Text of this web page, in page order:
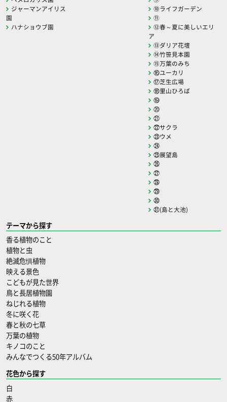
ジャーマンアイリス
園
ハナショウブ園
⑩ライフガーデン
⑪
⑫春～夏に美しいエリ
ア
⑬ダリア花壇
⑭竹笹見本園
⑮万葉のみち
⑯ユーカリ
⑰芝生広場
⑱里山ひろば
⑲
⑳
㉑
㉒サクラ
㉓ウメ
㉔
㉕展望島
㉖
㉗
㉘
㉙
㉚
㉛(島と大池)
テーマから探す
香る植物のこと
植物と虫
絶滅危惧植物
映える景色
こどもが見た世界
鳥と長居植物園
ねじれる植物
冬に咲く花
春と秋の七草
万葉の植物
キノコのこと
みんなでつくる50年アルバム
花色から探す
白
赤